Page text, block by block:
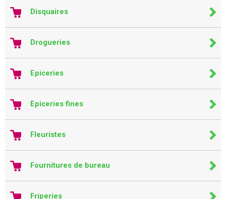
Disquaires
Drogueries
Epiceries
Epiceries fines
Fleuristes
Fournitures de bureau
Friperies